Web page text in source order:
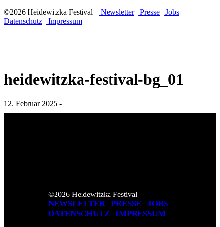
©2026 Heidewitzka Festival
Newsletter Presse
Jobs
Datenschutz
Impressum
heidewitzka-festival-bg_01
12. Februar 2025 -
©2026 Heidewitzka Festival
NEWSLETTER PRESSE
JOBS
DATENSCHUTZ
IMPRESSUM